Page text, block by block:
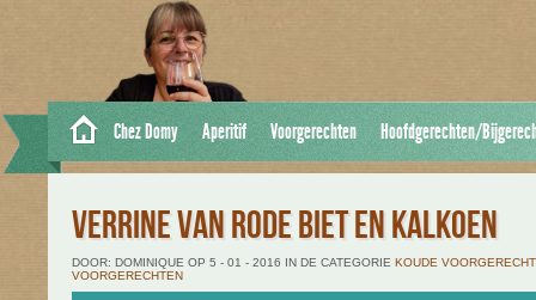
Chez Domy Aperitif Voorgerechten Hoofdgerechten/
VERRINE VAN RODE BIET EN KALKOEN
DOOR: DOMINIQUE OP 5 - 01 - 2016 IN DE CATEGORIE KOUDE
VOORGERECHTEN